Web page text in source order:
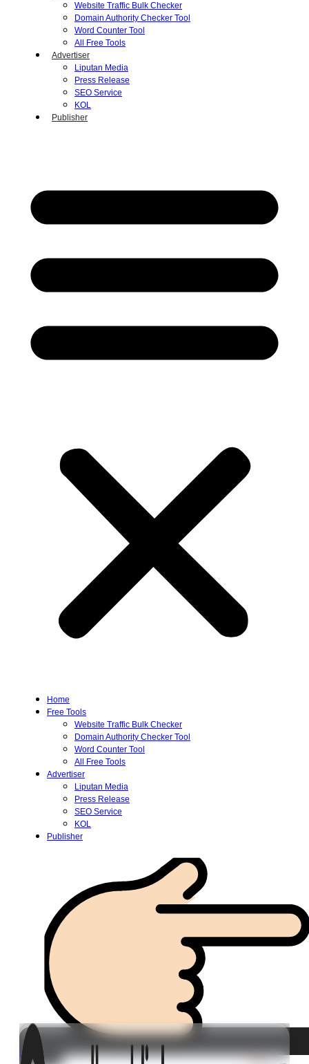
Website Traffic Bulk Checker
Domain Authority Checker Tool
Word Counter Tool
All Free Tools
Advertiser
Liputan Media
Press Release
SEO Service
KOL
Publisher
Home
Free Tools
Website Traffic Bulk Checker
Domain Authority Checker Tool
Word Counter Tool
All Free Tools
Advertiser
Liputan Media
Press Release
SEO Service
KOL
Publisher
Login